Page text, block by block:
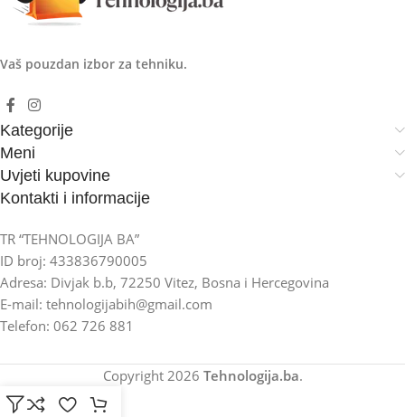
Vaš pouzdan izbor za tehniku.
Kategorije
Meni
Uvjeti kupovine
Kontakti i informacije
TR “TEHNOLOGIJA BA”
ID broj: 433836790005
Adresa: Divjak b.b, 72250 Vitez, Bosna i Hercegovina
E-mail: tehnologijabih@gmail.com
Telefon: 062 726 881
Copyright 2026 Tehnologija.ba.